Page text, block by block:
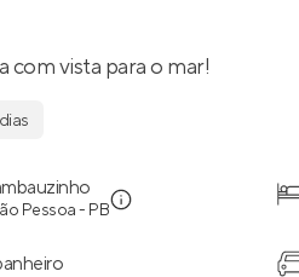
com vista para o mar!
Pessoa - PB